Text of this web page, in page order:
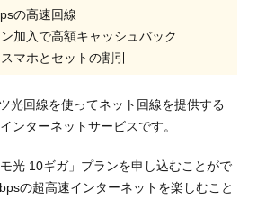
の高速回線
加入で高額キャッシュバック
マホとセットの割引
光回線を使ってネット回線を提供する
ンターネットサービスです。
光 10ギガ」プランを申し込むことがで
の超高速インターネットを楽しむこと